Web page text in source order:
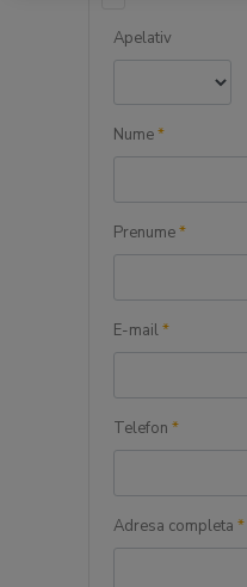
Apelativ
Nume*
Prenume*
E-mail*
Telefon *
Adresa completa *